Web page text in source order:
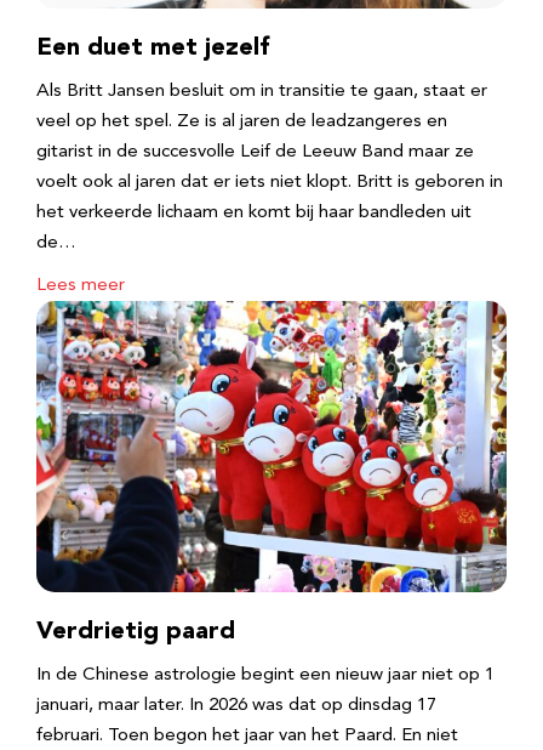
Een duet met jezelf
Als Britt Jansen besluit om in transitie te gaan, staat er
veel op het spel. Ze is al jaren de leadzangeres en
gitarist in de succesvolle Leif de Leeuw Band maar ze
voelt ook al jaren dat er iets niet klopt. Britt is geboren in
het verkeerde lichaam en komt bij haar bandleden uit
de…
Lees meer
Verdrietig paard
In de Chinese astrologie begint een nieuw jaar niet op 1
januari, maar later. In 2026 was dat op dinsdag 17
februari. Toen begon het jaar van het Paard. En niet